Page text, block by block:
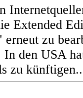
Extended
zu
den USA
zu